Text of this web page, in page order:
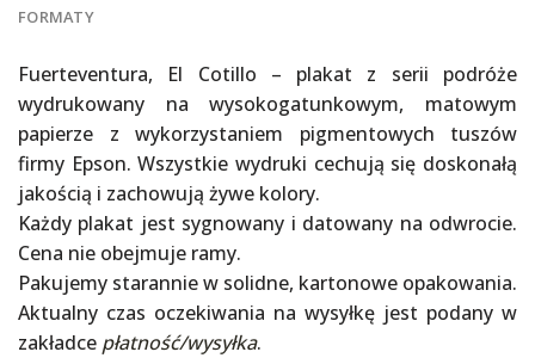
FORMATY
Fuerteventura, El Cotillo – plakat z serii podróże
wydrukowany na wysokogatunkowym, matowym
papierze z wykorzystaniem pigmentowych tuszów
firmy Epson. Wszystkie wydruki cechują się doskonałą
jakością i zachowują żywe kolory.
Każdy plakat jest sygnowany i datowany na odwrocie.
Cena nie obejmuje ramy.
Pakujemy starannie w solidne, kartonowe opakowania.
Aktualny czas oczekiwania na wysyłkę jest podany w
zakładce płatność/wysyłka.